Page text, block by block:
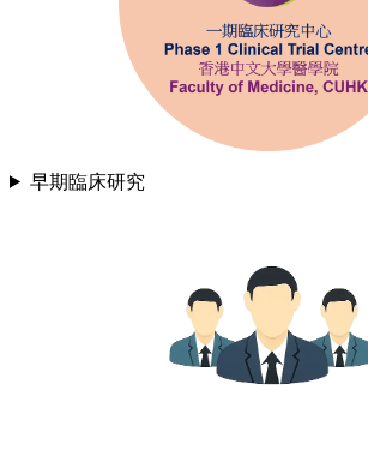
早期臨床研究